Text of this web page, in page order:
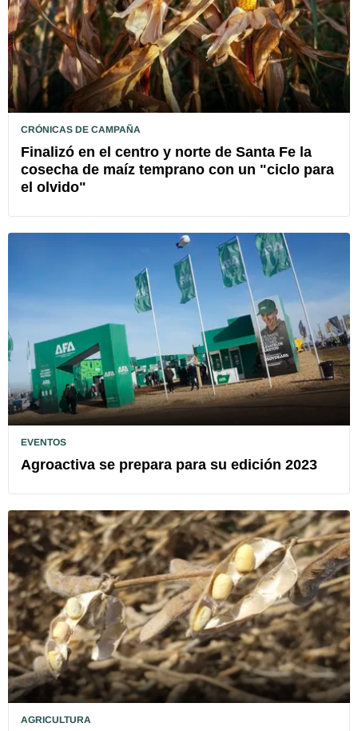
CRÓNICAS DE CAMPAÑA
Finalizó en el centro y norte de Santa Fe la
cosecha de maíz temprano con un "ciclo para
el olvido"
EVENTOS
Agroactiva se prepara para su edición 2023
AGRICULTURA